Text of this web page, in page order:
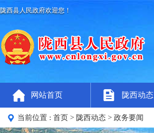
陇西县人民政府欢迎您！
网站首页 陇西动态
当前位置 : 首页 > 陇西动态 > 政务要闻